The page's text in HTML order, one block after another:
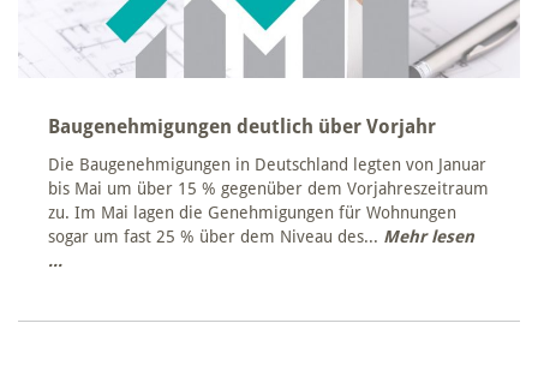
Baugenehmigungen deutlich über Vorjahr
Die Baugenehmigungen in Deutschland legten von Januar
bis Mai um über 15 % gegenüber dem Vorjahreszeitraum
zu. Im Mai lagen die Genehmigungen für Wohnungen
sogar um fast 25 % über dem Niveau des... Mehr lesen
...